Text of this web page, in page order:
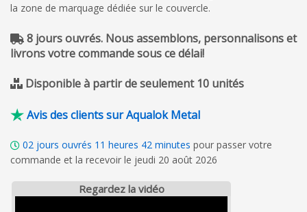
la zone de marquage dédiée sur le couvercle.
8 jours ouvrés. Nous assemblons, personnalisons et
livrons votre commande sous ce délai!
Disponible à partir de seulement 10 unités
Avis des clients sur Aqualok Metal
02 jours ouvrés 11 heures 42 minutes pour passer votre
commande et la recevoir le jeudi 20 août 2026
Regardez la vidéo